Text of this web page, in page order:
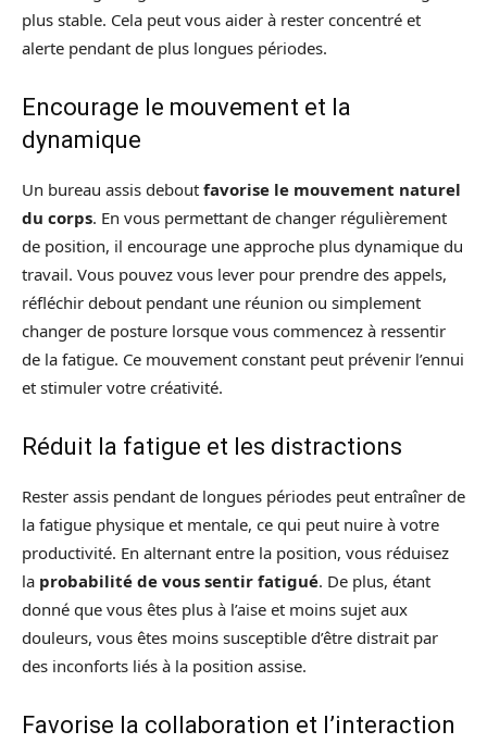
plus stable. Cela peut vous aider à rester concentré et
alerte pendant de plus longues périodes.
Encourage le mouvement et la
dynamique
Un bureau assis debout favorise le mouvement naturel
du corps. En vous permettant de changer régulièrement
de position, il encourage une approche plus dynamique du
travail. Vous pouvez vous lever pour prendre des appels,
réfléchir debout pendant une réunion ou simplement
changer de posture lorsque vous commencez à ressentir
de la fatigue. Ce mouvement constant peut prévenir l’ennui
et stimuler votre créativité.
Réduit la fatigue et les distractions
Rester assis pendant de longues périodes peut entraîner de
la fatigue physique et mentale, ce qui peut nuire à votre
productivité. En alternant entre la position, vous réduisez
la probabilité de vous sentir fatigué. De plus, étant
donné que vous êtes plus à l’aise et moins sujet aux
douleurs, vous êtes moins susceptible d’être distrait par
des inconforts liés à la position assise.
Favorise la collaboration et l’interaction